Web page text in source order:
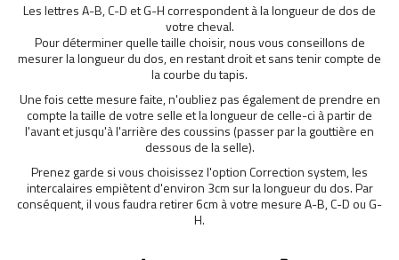
Les lettres A-B, C-D et G-H correspondent à la longueur de dos de
votre cheval.
Pour déterminer quelle taille choisir, nous vous conseillons de
mesurer la longueur du dos, en restant droit et sans tenir compte de
la courbe du tapis.
Une fois cette mesure faite, n'oubliez pas également de prendre en
compte la taille de votre selle et la longueur de celle-ci à partir de
l'avant et jusqu'à l'arrière des coussins (passer par la gouttière en
dessous de la selle).
Prenez garde si vous choisissez l'option Correction system, les
intercalaires empiètent d'environ 3cm sur la longueur du dos. Par
conséquent, il vous faudra retirer 6cm à votre mesure A-B, C-D ou G-
H.